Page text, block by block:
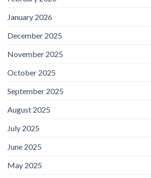
January 2026
December 2025
November 2025
October 2025
September 2025
August 2025
July 2025
June 2025
May 2025